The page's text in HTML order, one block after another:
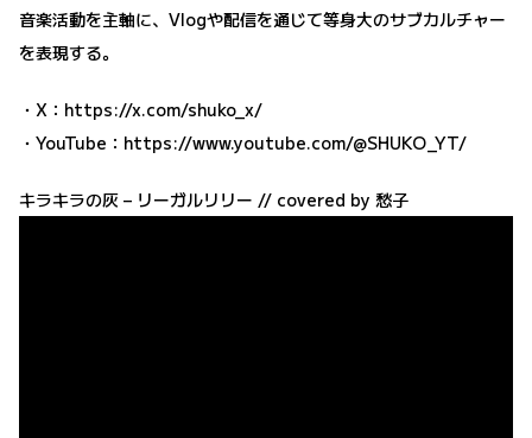
音楽活動を主軸に、Vlogや配信を通じて等身大のサブカルチャー
を表現する。
・X： https://x.com/shuko_x/
・YouTube： https://www.youtube.com/@SHUKO_YT/
キラキラの灰 – リーガルリリー // covered by 愁子